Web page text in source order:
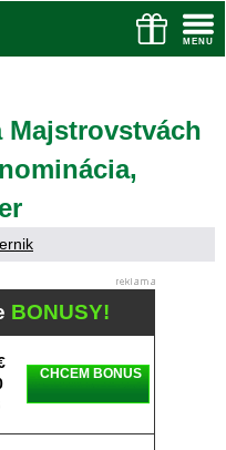
Majstrovstvách
BONUSY!
CHCEM BONUS